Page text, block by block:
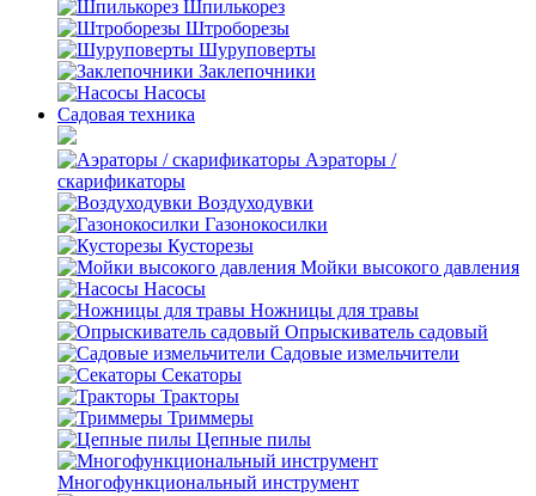
Шпилькорез
Штроборезы
Шуруповерты
Заклепочники
Насосы
Садовая техника
Аэраторы /
скарификаторы
Воздуходувки
Газонокосилки
Кусторезы
Мойки высокого давления
Насосы
Ножницы для травы
Опрыскиватель садовый
Садовые измельчители
Секаторы
Тракторы
Триммеры
Цепные пилы
Многофункциональный инструмент